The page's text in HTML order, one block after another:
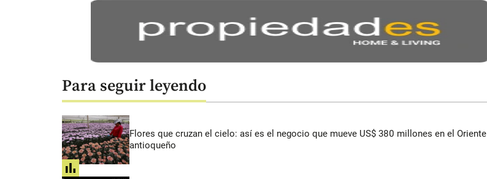
Para seguir leyendo
Flores que cruzan el cielo: así es el negocio que mueve US$ 380 millones en el Oriente
antioqueño
share